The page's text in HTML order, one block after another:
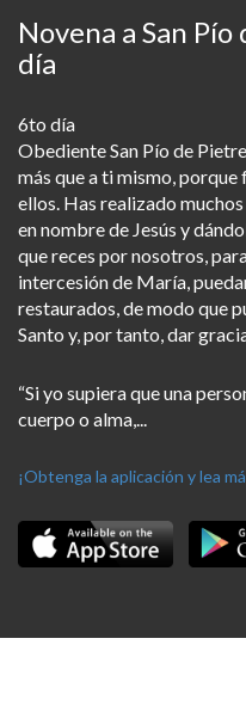
Novena a San
día
6to día
Obediente San Pío de
más que a ti mismo, porque
ellos. Has realizado
en nombre de Jesús y
que reces por nosotros,
intercesión de María,
restaurados, de modo que
Santo y, por tanto, dar
“Si yo supiera que una
cuerpo o alma,...
¡Obtenga la aplicación y lea